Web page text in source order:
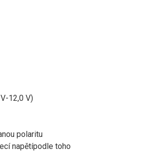
12,0 V)
polaritu
napětípodle toho